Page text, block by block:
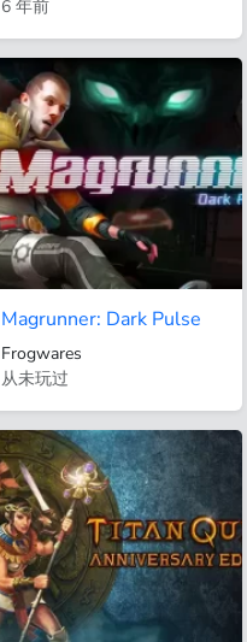
6 年前
Magrunner: Dark Pulse
Frogwares
从未玩过